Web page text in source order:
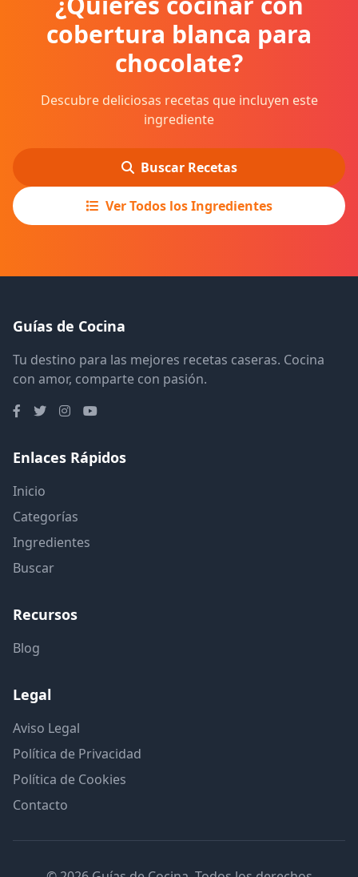
cobertura blanca para
chocolate?
Descubre deliciosas recetas que incluyen este
ingrediente
Buscar Recetas
Ver Todos los Ingredientes
Guías de Cocina
Tu destino para las mejores recetas caseras. Cocina
con amor, comparte con pasión.
Enlaces Rápidos
Inicio
Categorías
Ingredientes
Buscar
Recursos
Blog
Legal
Aviso Legal
Política de Privacidad
Política de Cookies
Contacto